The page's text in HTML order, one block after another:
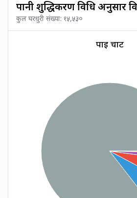
पानी शुद्धिकरण विधि अनुसार
कुल घरधुरी संख्या: १५,५३०
पाई चार्ट